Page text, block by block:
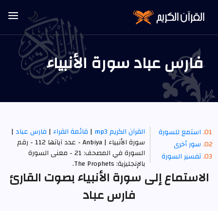
فارس عباد سورة الأنبياء
استمع للسورة
سور أخرى
تفسير السورة
القرآن الكريم mp3 | قائمة القراء| فارس عباد |
سورة الأنبياء | Anbiya - عدد آياتها 112 - رقم
السورة في المصحف: 21 - معنى السورة
بالإنجليزية: The Prophets.
الاستماع إلى سورة الأنبياء بصوت القارئ
فارس عباد
🌙